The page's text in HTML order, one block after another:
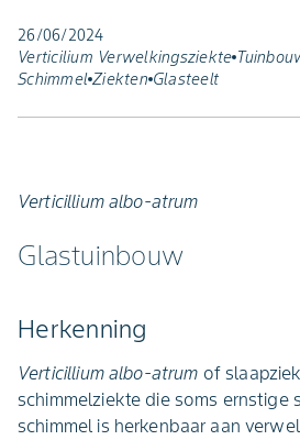
26/06/2024
Verticilium Verwelkingsziekte
Schimmel Ziekten Glasteelt
Verticillium albo-atrum
Glastuinbouw
Herkenning
Verticillium albo-atrum of
schimmelziekte die soms ernstige
schimmel is herkenbaar aan